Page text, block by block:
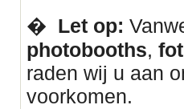
� ️ Let op:
photobooths,
raden wij u aan
voorkomen.